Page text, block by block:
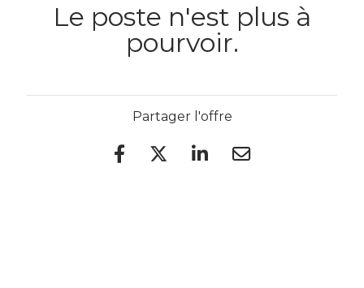
Le poste n'est plus à
pourvoir.
Partager l'offre